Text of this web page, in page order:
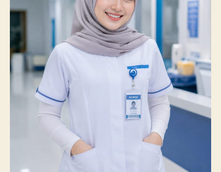
Kompetensi
Nasional